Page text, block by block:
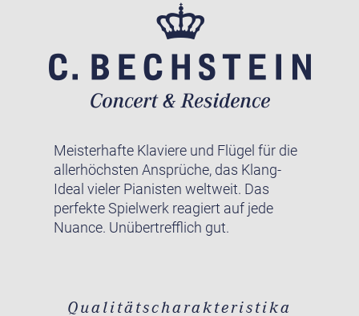
Meisterhafte Klaviere und Flügel für die
allerhöchsten Ansprüche, das Klang-
Ideal vieler Pianisten weltweit. Das
perfekte Spielwerk reagiert auf jede
Nuance. Unübertrefflich gut.
Qualitätscharakteristika